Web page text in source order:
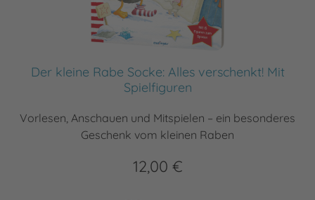
Der kleine Rabe Socke: Alles verschenkt! Mit
Spielfiguren
Vorlesen, Anschauen und Mitspielen – ein besonderes
Geschenk vom kleinen Raben
12,00 €